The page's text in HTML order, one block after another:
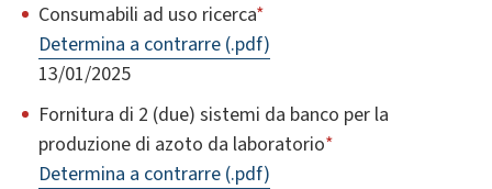
Consumabili ad uso ricerca*
Determina a contrarre (.pdf)
13/01/2025
Fornitura di 2 (due) sistemi da banco per la
produzione di azoto da laboratorio*
Determina a contrarre (.pdf)